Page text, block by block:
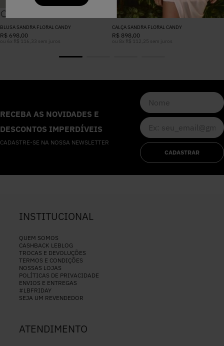
BLUSA SANDRA FLORAL CANDY
R$ 698,00
ou 6 x R$ 116, 33 sem juros
CALÇA SANDRA FLORAL CANDY
R$ 898,00
ou 8 x R$ 112,25 sem juros
RECEBA AS NOVIDADES E
DESCONTOS IMPERDÍVEIS
CADASTRE-SE NA NOSSA NEWSLETTER
CADASTRAR
INSTITUCIONAL
QUEM SOMOS
CASHBACK LEBLOG
TROCAS E DEVOLUÇÕES
TERMOS E CONDIÇÕES
NOSSAS LOJAS
POLÍTICAS DE PRIVACIDADE
ENVIOS E ENTREGAS
#LBFRIDAY
SEJA UM REVENDEDOR
ATENDIMENTO